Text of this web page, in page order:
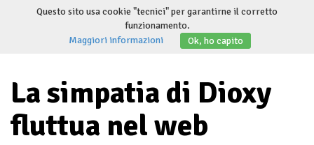
La simpatia di Dioxy
fluttua nel web
Questo sito usa cookie "tecnici" per garantirne il corretto
funzionamento.
Maggiori informazioni
Ok, ho capito